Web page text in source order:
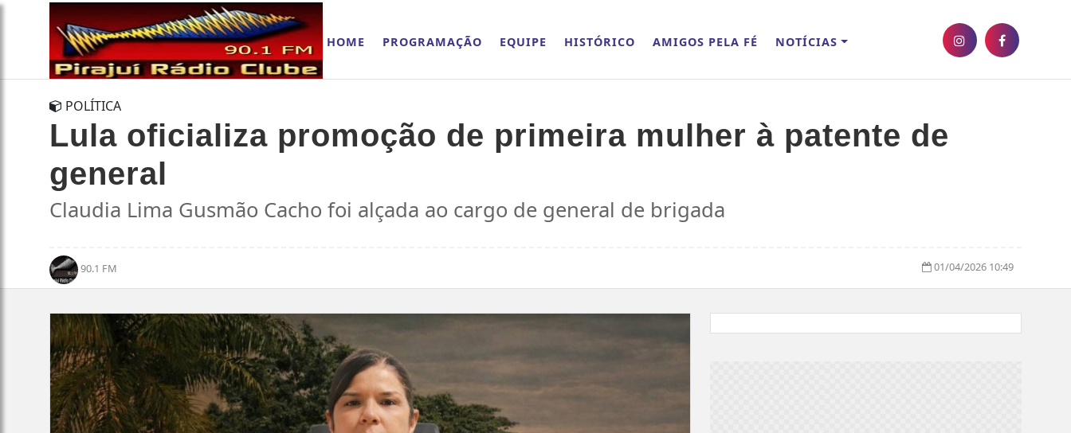
HOME PROGRAMAÇÃO EQUIPE HISTÓRICO AMIGOS PELA FÉ NOTÍCIAS
POLÍTICA
Lula oficializa promoção de primeira mulher à patente de
general
Claudia Lima Gusmão Cacho foi alçada ao cargo de general de brigada
90.1 FM 01/04/2026 10:49